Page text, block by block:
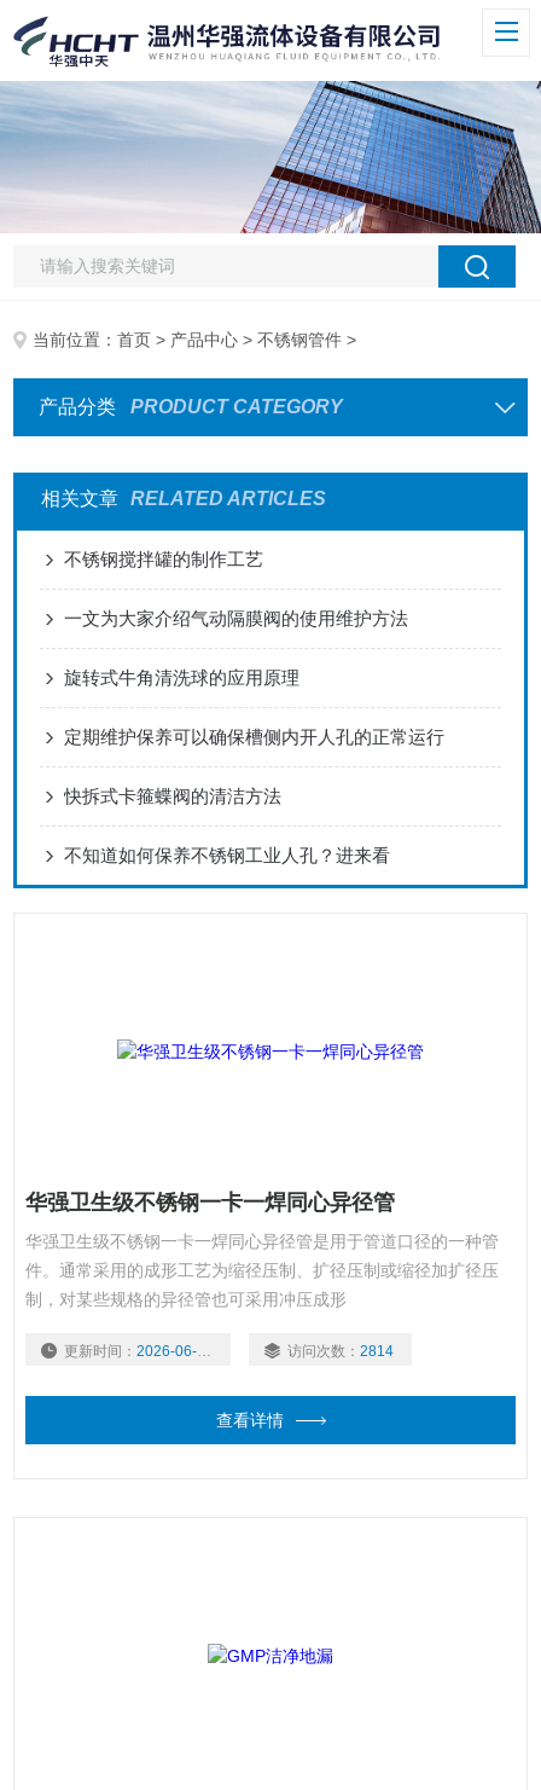
当前位置：首页 > 产品中心 >不锈钢管件 >
产品分类 PRODUCT CATEGORY
相关文章 RELATED ARTICLES
不锈钢搅拌罐的制作工艺
一文为大家介绍气动隔膜阀的使用维护方法
旋转式牛角清洗球的应用原理
定期维护保养可以确保槽侧内开人孔的正常运行
快拆式卡箍蝶阀的清洁方法
不知道如何保养不锈钢工业人孔？进来看
华强卫生级不锈钢一卡一焊同心异径管
华强卫生级不锈钢一卡一焊同心异径管是用于管道口径的一种管
件。通常采用的成形工艺为缩径压制、扩径压制或缩径加扩径压
制，对某些规格的异径管也可采用冲压成形
更新时间： 2026-06-16 访问次数： 2814
查看详情